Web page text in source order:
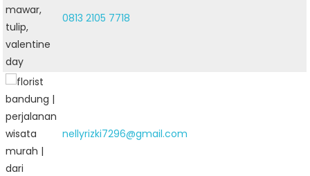
0813 2105 7718
nellyrizki7296@gmail.com